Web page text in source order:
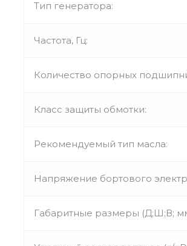
Тип генератора:
Частота, Гц:
Количество опорных
Класс защиты обмотки:
Рекомендуемый тип масла:
Напряжение бортового
Габаритные размеры (Д;Ш;В;